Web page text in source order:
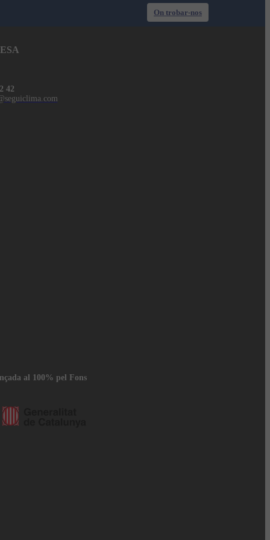
On trobar-nos
42
al 100% pel Fons